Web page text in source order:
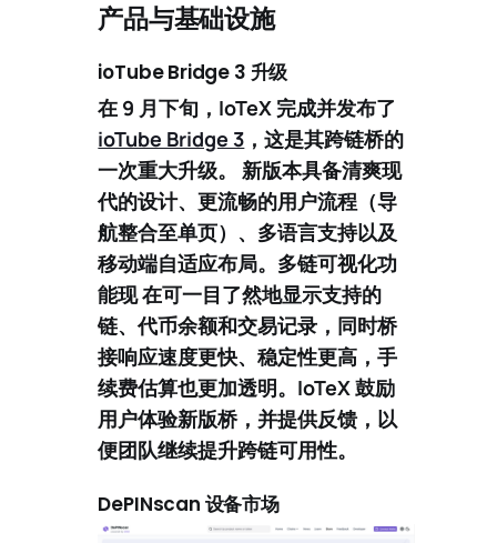
产品与基础设施
ioTube Bridge 3 升级
在 9 月下旬，IoTeX 完成并发布了
ioTube Bridge 3 ，这是其跨链桥的
一次重大升级。 新版本具备清爽现
代的设计、更流畅的用户流程（导
航整合至单页）、 多语言支持以及
移动端自适应布局。多链可视化功
能现 在可一目了然地显示支持的
链、代币余额和交易记录，同时桥
接响应速度更快、稳定性更高，手
续费估算也更加透明。IoTeX 鼓励
用户体验新版桥，并提供反馈，以
便团队继续提升跨链可用性。
DePINscan 设备市场